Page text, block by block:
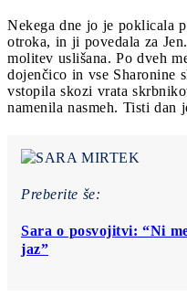
Nekega dne jo je poklicala
otroka, in ji povedala za
molitev uslišana. Po dveh
dojenčico in vse Sharonine
vstopila skozi vrata
namenila nasmeh. Tisti dan
Preberite še:
Sara o posvojitvi: “Ni
jaz”